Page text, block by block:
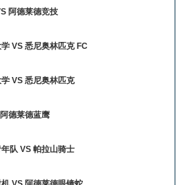
阿德莱德竞技
VS 悉尼奥林匹克 FC
VS 悉尼奥林匹克
德莱德蓝鹰
队 VS 帕拉山骑士